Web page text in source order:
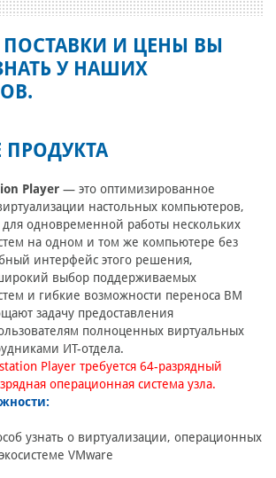
ПОСТАВКИ И ЦЕНЫ ВЫ
У НАШИХ
Player — это оптимизированное
настольных компьютеров,
одновременной работы нескольких
на одном и том же компьютере без
интерфейс этого решения,
выбор поддерживаемых
и гибкие возможности переноса ВМ
задачу предоставления
полноценных виртуальных
ИТ-отдела.
Player требуется 64-разрядный
операционная система узла.
узнать о виртуализации, операционных
VMware